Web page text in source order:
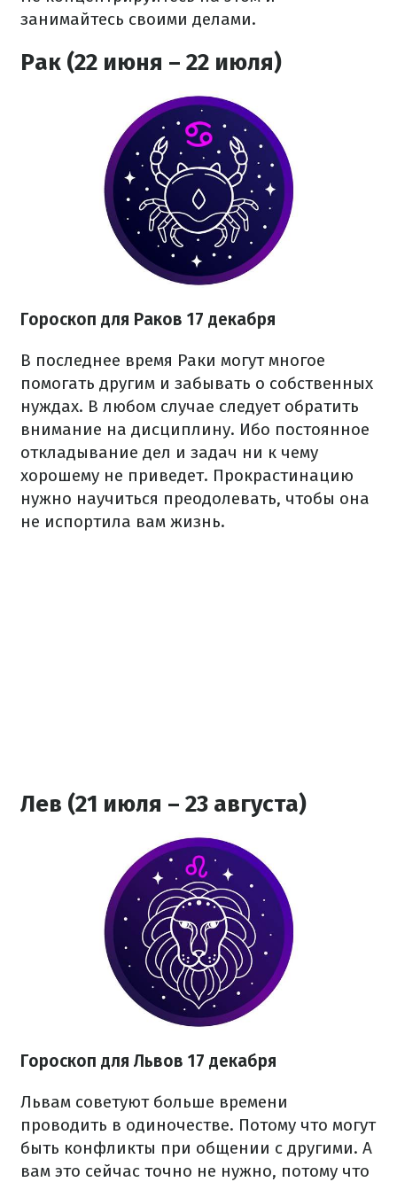
занимайтесь своими делами.
Рак (22 июня – 22 июля)
Гороскоп для Раков 17 декабря
В последнее время Раки могут многое
помогать другим и забывать о собственных
нуждах. В любом случае следует обратить
внимание на дисциплину. Ибо постоянное
откладывание дел и задач ни к чему
хорошему не приведет. Прокрастинацию
нужно научиться преодолевать, чтобы она
не испортила вам жизнь.
Лев (21 июля – 23 августа)
Гороскоп для Львов 17 декабря
Львам советуют больше времени
проводить в одиночестве. Потому что могут
быть конфликты при общении с другими. А
вам это сейчас точно не нужно, потому что